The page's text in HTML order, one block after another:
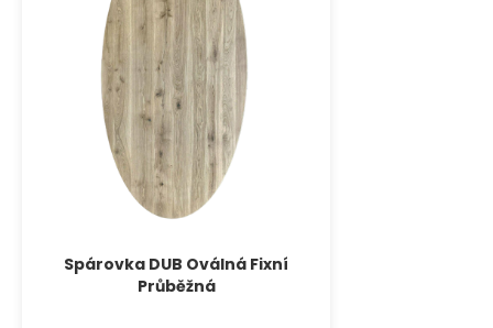
Spárovka DUB Oválná Fixní
Průběžná